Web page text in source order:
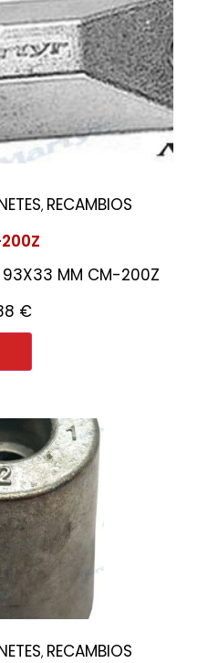
, RECAMBIOS
93X33 MM CM-200Z
€
, RECAMBIOS